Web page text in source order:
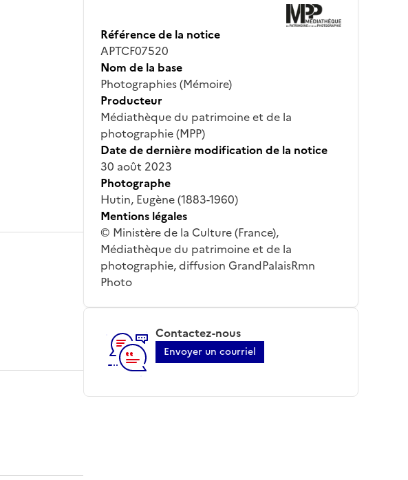
Référence de la notice
APTCF07520
Nom de la base
Photographies (Mémoire)
Producteur
Médiathèque du patrimoine et de la
photographie (MPP)
Date de dernière modification de la notice
30 août 2023
Photographe
Hutin, Eugène (1883-1960)
Mentions légales
© Ministère de la Culture (France),
Médiathèque du patrimoine et de la
photographie, diffusion GrandPalaisRmn
Photo
Contactez-nous
Envoyer un courriel